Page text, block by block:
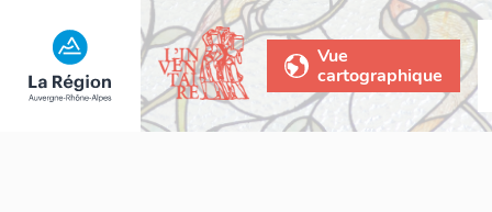
Vue
cartographique